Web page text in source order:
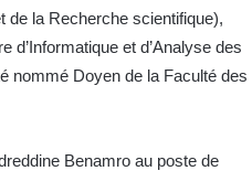
de la Recherche scientifique),
d’Informatique et d’Analyse des
nommé Doyen de la Faculté des
Benamro au poste de